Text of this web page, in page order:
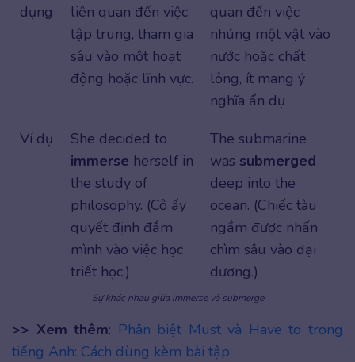
dụng
liên quan đến việc
tập trung, tham gia
sâu vào một hoạt
động hoặc lĩnh vực.
quan đến việc
nhúng một vật vào
nước hoặc chất
lỏng, ít mang ý
nghĩa ẩn dụ
Ví dụ
She decided to
immerse herself in
the study of
philosophy. (Cô ấy
quyết định đắm
mình vào việc học
triết học.)
The submarine
was submerged
deep into the
ocean. (Chiếc tàu
ngầm được nhấn
chìm sâu vào đại
dương.)
Sự khác nhau giữa immerse và submerge
>> Xem thêm: Phân biệt Must và Have to trong
tiếng Anh: Cách dùng kèm bài tập